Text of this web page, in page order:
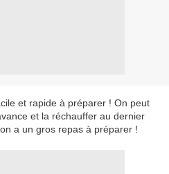
et rapide à préparer ! On peut
et la réchauffer au dernier
a un gros repas à préparer !